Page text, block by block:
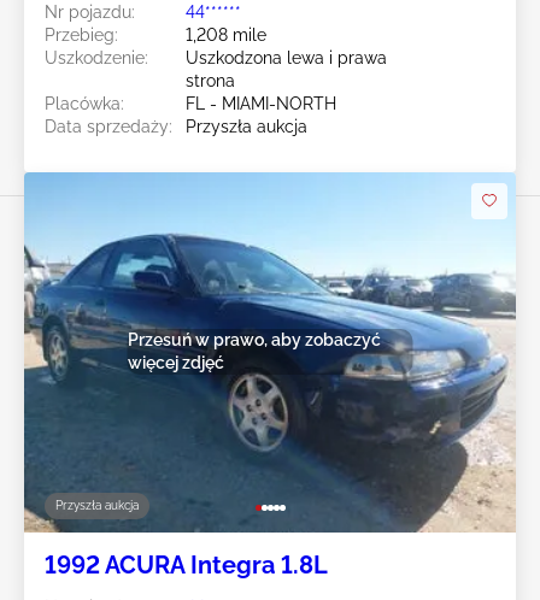
Nr pojazdu:
44******
Przebieg:
1,208 mile
Uszkodzenie:
Uszkodzona lewa i prawa
strona
Placówka:
FL - MIAMI-NORTH
Data sprzedaży:
Przyszła aukcja
Przyszła aukcja
Przesuń w prawo, aby zobaczyć
więcej zdjęć
1992 ACURA Integra 1.8L